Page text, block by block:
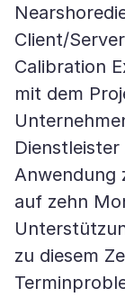
Client/
Calibration
mit dem
Anwendung
auf zehn
zu diesem